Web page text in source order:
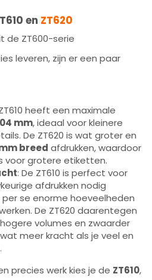
en ZT620
de ZT600-serie
leveren, zijn er een paar
heeft een maximale
mm, ideaal voor kleinere
De ZT620 is wat groter en
breed afdrukken, waardoor
voor grotere etiketten.
: De ZT610 is perfect voor
afdrukken nodig
se enorme hoeveelheden
De ZT620 daarentegen
volumes en zwaarder
meer kracht als je veel en
precies werk kies je de ZT610,